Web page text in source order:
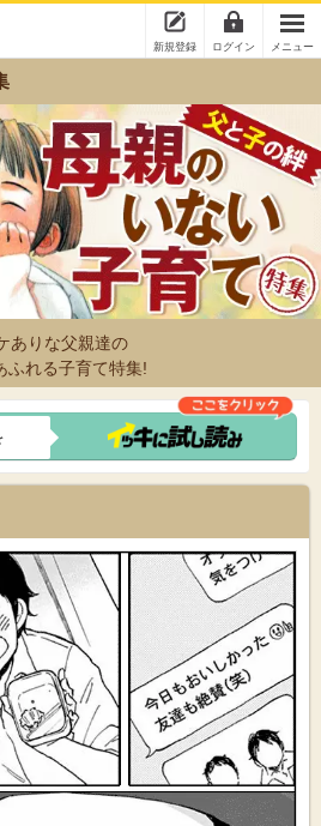
新規登録 ログイン メニュー
ありな父親達の
ふれる子育て特集!